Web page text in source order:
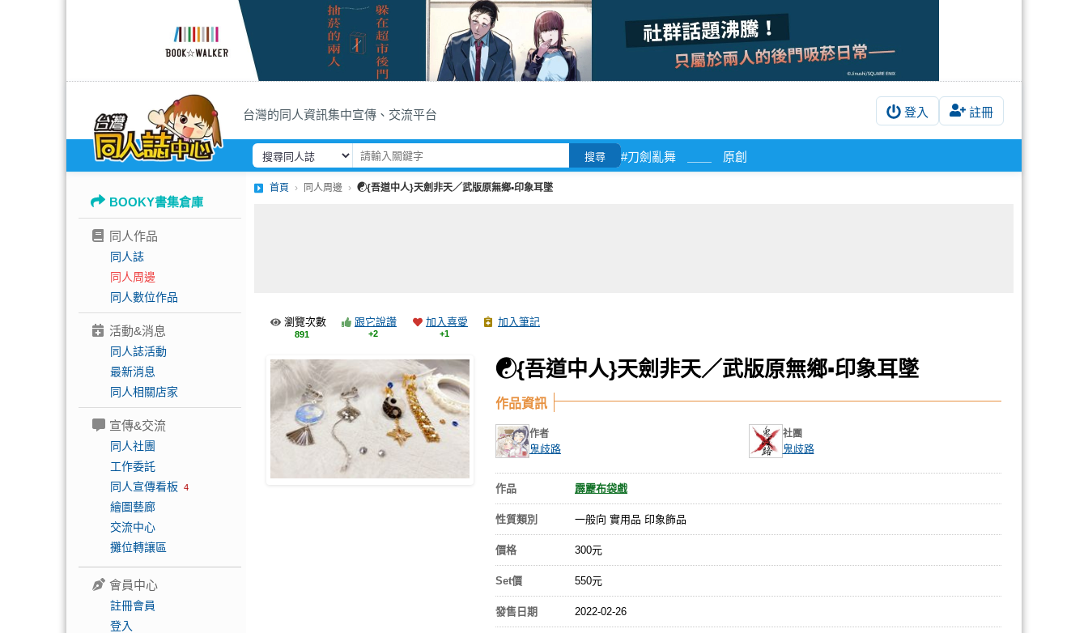
台灣的同人資訊集中宣傳、交流平台 登入 註冊
搜尋 #刀劍亂舞 原創
BOOKY書集倉庫
同人作品
同人誌
同人周邊
同人數位作品
活動&消息
同人誌活動
最新消息
同人相關店家
宣傳&交流
同人社團
工作委託
同人宣傳看板 4
繪圖藝廊
交流中心
攤位轉讓區
會員中心
註冊會員
登入
首頁 同人周邊 ☯{吾道中人}天劍非天／武版原無鄉▪印象耳墜
瀏覽次數
891
跟它說讚
+2
加入喜愛
+1
加入筆記
☯{吾道中人}天劍非天／武版原無鄉▪印象耳墜
作品資訊
作者
鬼歧路
社團
鬼歧路
作品 霹靂布袋戲
性質類別 一般向 實用品 印象飾品
價格 300元
Set價 550元
發售日期 2022-02-26